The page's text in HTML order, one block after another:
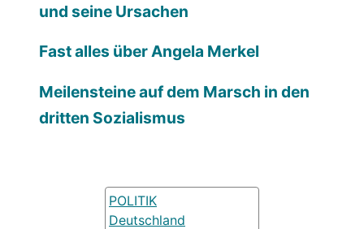
und seine Ursachen
Fast alles über Angela Merkel
Meilensteine auf dem Marsch in den
dritten Sozialismus
POLITIK
Deutschland